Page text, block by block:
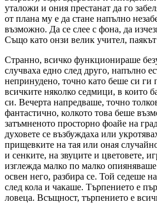
уталожи и ония престанат да го
от плана му е да стане напълно
възможно. Да се слее с фона, да
Също като онзи велик учител,
Странно, всичко функционираше
случваха едно след друго, напълно
непринудено, точно като беше си ги
всичките няколко седмици, в които
си. Вечерта на­предваше, точно
фантастично, колкото това беше
затъмненото просторно фоайе на
духовете се възбуждаха или
прищевките на тая или оная
и сенките, на звуците и цветовете,
изглежда малко по малко
освен него, разбира се. Той седеше
след кола и чакаше. Търпението е
ловеца. Всъщност, търпението е